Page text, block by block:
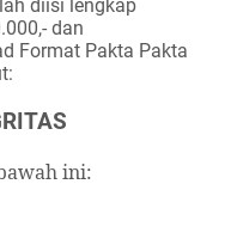
diisi lengkap
dan
Format Pakta Pakta
ini: